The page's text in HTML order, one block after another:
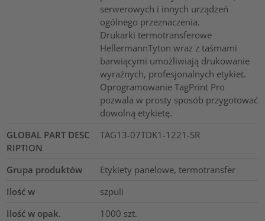
serwerowych i innych urządzeń
ogólnego przeznaczenia.
Drukarki termotransferowe
HellermannTyton wraz z taśmami
barwiącymi umożliwiają drukowanie
wyraźnych, profesjonalnych etykiet.
Oprogramowanie TagPrint Pro
pozwala w prosty sposób przygotować
dowolną etykietę.
GLOBAL PART DESC
RIPTION
TAG13-07TDK1-1221-SR
Grupa produktów
Etykiety panelowe, termotransfer
Ilość w
szpuli
Ilość w opak.
1000 szt.